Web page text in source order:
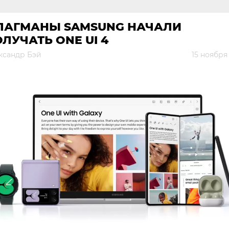
SAMSUNG НАЧАЛИ
ONE UI 4
Бэй 15 ноября